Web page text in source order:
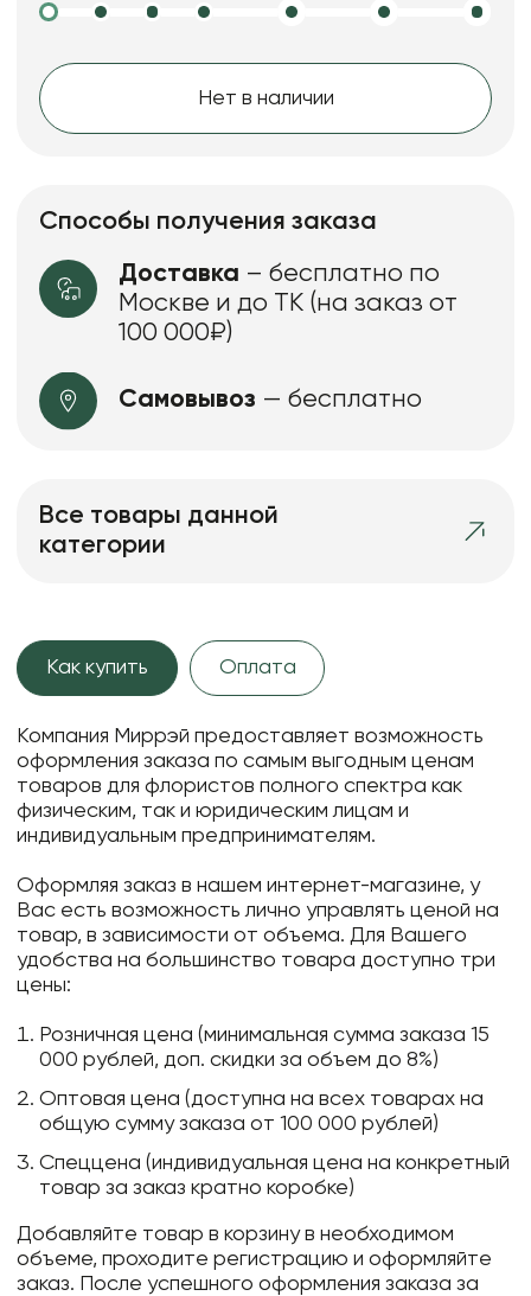
Нет в наличии
Способы получения заказа
Доставка – бесплатно по
Москве и до ТК (на заказ от
100 000₽)
Самовывоз — бесплатно
Все товары данной
категории
Как купить Оплата
Компания Миррэй предоставляет возможность
оформления заказа по самым выгодным ценам
товаров для флористов полного спектра как
физическим, так и юридическим лицам и
индивидуальным предпринимателям.
Оформляя заказ в нашем интернет-магазине, у
Вас есть возможность лично управлять ценой на
товар, в зависимости от объема. Для Вашего
удобства на большинство товара доступно три
цены:
Розничная цена (минимальная сумма заказа 15
000 рублей, доп. скидки за объем до 8%)
Оптовая цена (доступна на всех товарах на
общую сумму заказа от 100 000 рублей)
Спеццена (индивидуальная цена на конкретный
товар за заказ кратно коробке)
Добавляйте товар в корзину в необходимом
объеме, проходите регистрацию и оформляйте
заказ. После успешного оформления заказа за